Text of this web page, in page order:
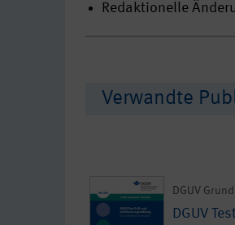
Redaktionelle
Verwandte
DGUV
DGUV